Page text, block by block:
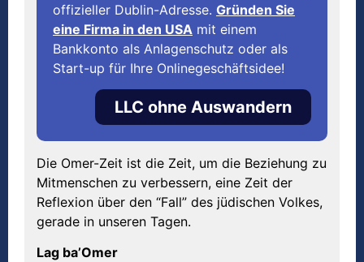
offizieller Dublin-Adresse. Gründen Sie
eine Firma in den USA mit einem
Bankkonto als Anlagenschutz oder als
Start-up für Ihre Onlinegeschäftsidee!
LLC ohne Auswandern
Die Omer-Zeit ist die Zeit, um die Beziehung zu
Mitmenschen zu verbessern, eine Zeit der
Reflexion über den “Fall” des jüdischen Volkes,
gerade in unseren Tagen.
Lag ba’Omer